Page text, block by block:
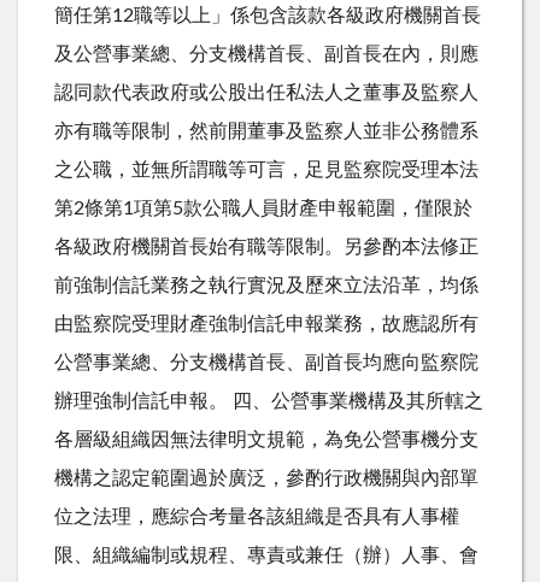
簡任第12職等以上」係包含該款各級政府機關首長
及公營事業總、分支機構首長、副首長在內，則應
認同款代表政府或公股出任私法人之董事及監察人
亦有職等限制，然前開董事及監察人並非公務體系
之公職，並無所謂職等可言，足見監察院受理本法
第2條第1項第5款公職人員財產申報範圍，僅限於
各級政府機關首長始有職等限制。另參酌本法修正
前強制信託業務之執行實況及歷來立法沿革，均係
由監察院受理財產強制信託申報業務，故應認所有
公營事業總、分支機構首長、副首長均應向監察院
辦理強制信託申報。 四、公營事業機構及其所轄之
各層級組織因無法律明文規範，為免公營事機分支
機構之認定範圍過於廣泛，參酌行政機關與內部單
位之法理，應綜合考量各該組織是否具有人事權
限、組織編制或規程、專責或兼任（辦）人事、會